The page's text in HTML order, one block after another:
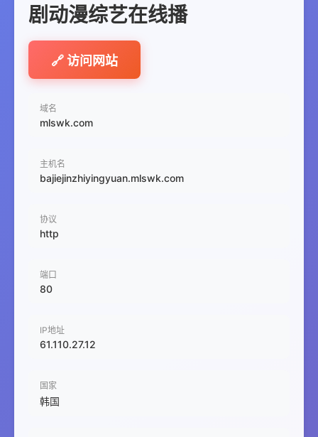
剧动漫综艺在线播
🔗 访问网站
域名
mlswk.com
主机名
bajiejinzhiyingyuan.mlswk.com
协议
http
端口
80
IP地址
61.110.27.12
国家
韩国